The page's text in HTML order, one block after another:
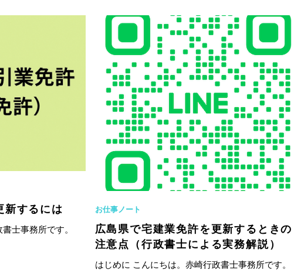
新するには
士事務所です。
お仕事ノート
広島県で宅建業免許を更新するときの
注意点（行政書士による実務解説）
はじめに こんにちは。赤崎行政書士事務所です。